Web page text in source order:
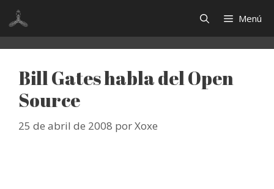
Saltar
contenido
Menú
Bill Gates habla del Open
Source
25 de abril de 2008 porXoxe